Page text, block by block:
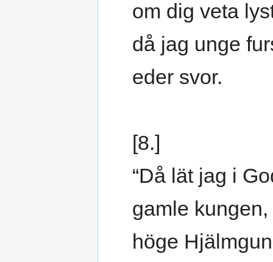
om dig veta
då jag unge
eder svor.
[8.]
“Då lät jag i
gamle kungen,
höge